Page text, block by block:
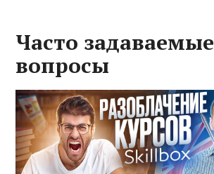
Часто задаваемые
вопросы